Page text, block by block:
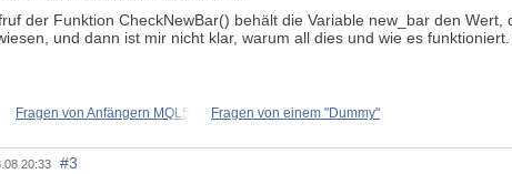
der Funktion CheckNewBar() behält die Variable new_bar den
und dann ist mir nicht klar, warum all dies und wie es
Fragen von Anfängern MQL5 Fragen von einem "Dummy"
20:33 #3